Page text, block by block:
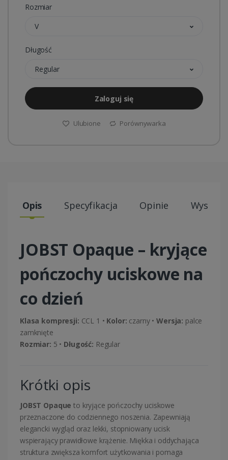
Rozmiar
V
Długość
Regular
Zaloguj się
Ulubione Porównywarka
Opis Specyfikacja Opinie Wysyłki
JOBST Opaque – kryjące
pończochy uciskowe na
co dzień
Klasa kompresji: CCL 1 • Kolor: czarny •Wersja: palce
zamknięte
Rozmiar: 5 • Długość: Regular
Krótki opis
JOBST Opaque to kryjące pończochy uciskowe
przeznaczone do codziennego noszenia. Zapewniają
elegancki wygląd oraz lekki, stopniowany ucisk
wspierający prawidłowe krążenie. Miękka i oddychająca
struktura zwiększa komfort użytkowania i pomaga